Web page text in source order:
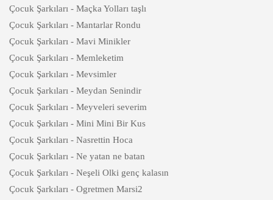
Çocuk Şarkıları - Maçka Yolları taşlı
Çocuk Şarkıları - Mantarlar Rondu
Çocuk Şarkıları - Mavi Minikler
Çocuk Şarkıları - Memleketim
Çocuk Şarkıları - Mevsimler
Çocuk Şarkıları - Meydan Senindir
Çocuk Şarkıları - Meyveleri severim
Çocuk Şarkıları - Mini Mini Bir Kus
Çocuk Şarkıları - Nasrettin Hoca
Çocuk Şarkıları - Ne yatan ne batan
Çocuk Şarkıları - Neşeli Olki genç kalasın
Çocuk Şarkıları - Ogretmen Marsi2